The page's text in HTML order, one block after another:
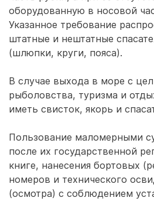
оборудованную в носовой
Указанное требование
штатные и нештатные
(шлюпки, круги, пояса).
В случае выхода в море с
рыболовства, туризма и
иметь свисток, якорь и
Пользование маломерными
после их государственной
книге, нанесения бортовых
номеров и технического
(осмотра) с соблюдением